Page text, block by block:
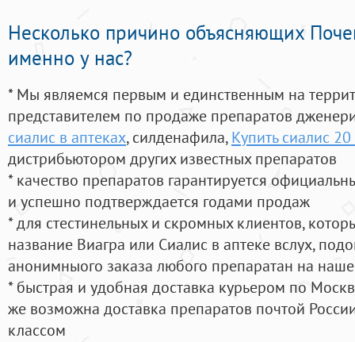
Несколько причино объясняющих
именно у нас?
* Мы являемся первым и единственным на
представителем по продаже препаратов
сиалис в аптеках, силденафила, Купить сиалис
дистрибьютором других известных препаратов
* качество препаратов гарантируется
и успешно подтверждается годами продаж
* для стестинельных и скромных клиентов,
название Виагра или Сиалис в аптеке вслух,
анонимныого заказа любого препаратан на
* быстрая и удобная доставка курьером по
же возможна доставка препаратов почтой
классом